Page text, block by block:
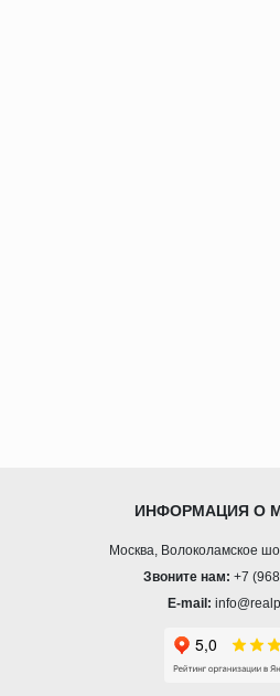
ИНФОРМАЦИЯ О
Москва, Волоколамское
Звоните нам: +7
E-mail: